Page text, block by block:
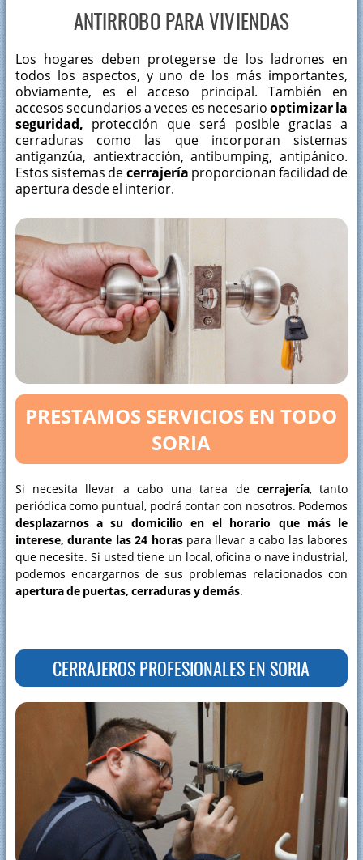
ANTIRROBO PARA VIVIENDAS
Los hogares deben protegerse de los ladrones en
todos los aspectos, y uno de los más importantes,
obviamente, es el acceso principal. También en
accesos secundarios a veces es necesariooptimizar la
seguridad, protección que será posible gracias a
cerraduras como las que incorporan sistemas
antiganzúa, antiextracción, antibumping, antipánico.
Estos sistemas decerrajería proporcionan facilidad de
apertura desde el interior.
PRESTAMOS SERVICIOS EN TODO
SORIA
Si necesita llevar a cabo una tarea de cerrajería, tanto
periódica como puntual, podrá contar con nosotros. Podemos
desplazarnos a su domicilio en el horario que más le
interese, durante las 24 horaspara llevar a cabo las labores
que necesite. Si usted tiene un local, oficina o nave industrial,
podemos encargarnos de sus problemas relacionados con
apertura de puertas, cerraduras y demás.
CERRAJEROS PROFESIONALES EN SORIA